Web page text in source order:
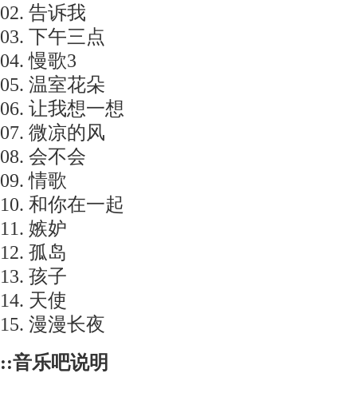
02. 告诉我
03. 下午三点
04. 慢歌3
05. 温室花朵
06. 让我想一想
07. 微凉的风
08. 会不会
09. 情歌
10. 和你在一起
11. 嫉妒
12. 孤岛
13. 孩子
14. 天使
15. 漫漫长夜
::音乐吧说明